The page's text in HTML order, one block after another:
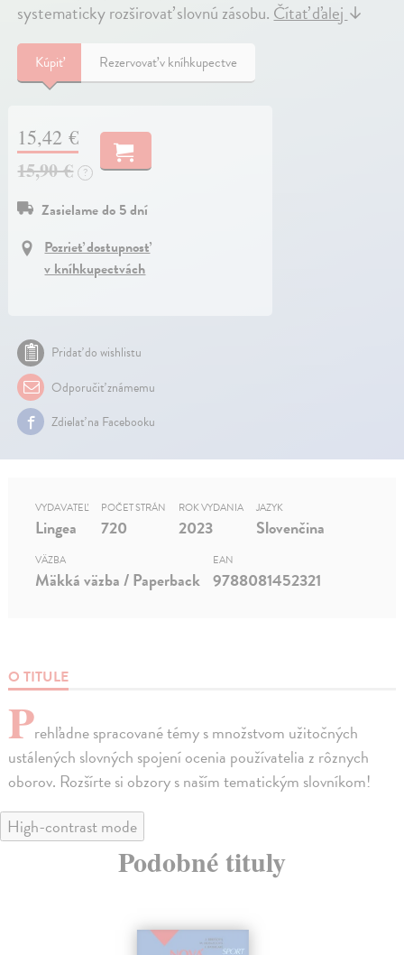
systematicky rozširovať slovnú zásobu.Čítať ďalej↓
Kúpiť Rezervovať v kníhkupectve
15,42 €
15,90 €
?
Zasielame do 5 dní
Pozrieť dostupnosť
v kníhkupectvách
Pridať do wishlistu
Odporučiť známemu
Zdielať na Facebooku
O TITULE
Prehľadne spracované témy s množstvom užitočných
ustálených slovných spojení ocenia používatelia z rôznych
oborov. Rozšírte si obzory s naším tematickým slovníkom!
VYDAVATEĽ
Lingea
POČET STRÁN
720
ROK VYDANIA
2023
JAZYK
Slovenčina
VÄZBA
Mäkká väzba / Paperback
EAN
9788081452321
High-contrast mode
Podobné tituly